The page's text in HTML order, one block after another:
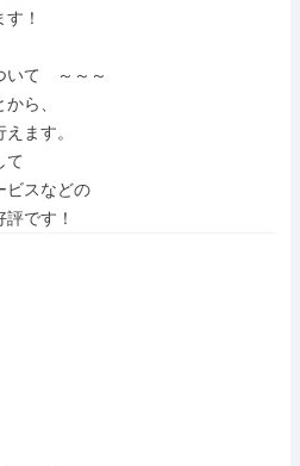
！
いて　～～～
ら、
ます。
て
ビスなどの
です！